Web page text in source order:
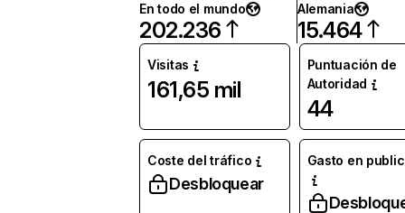
En todo el mundo
202.236
Alemania
15.464
Visitas
161,65 mil
Puntuación de
Autoridad
44
Coste del tráfico
Desbloquear
Gasto en